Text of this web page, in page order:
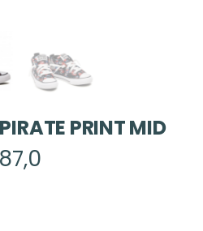
PRINT MID